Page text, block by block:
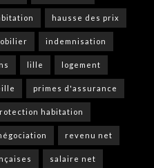
hausse des prix
indemnisation
lille logement
primes d'assurance
habitation
revenu net
salaire net